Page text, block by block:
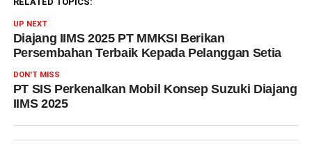
UP NEXT
Diajang IIMS 2025 PT MMKSI Berikan
Persembahan Terbaik Kepada Pelanggan Setia
DON'T MISS
PT SIS Perkenalkan Mobil Konsep Suzuki Diajang
IIMS 2025